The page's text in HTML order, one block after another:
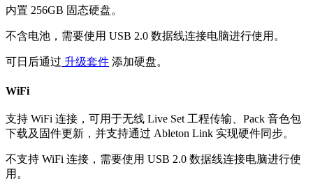
内置 256GB 固态硬盘。
不含电池，需要使用 USB 2.0 数据线连接电脑进行使用。
可日后通过 升级套件 添加硬盘。
WiFi
支持 WiFi 连接，可用于无线 Live Set 工程传输、Pack 音色包
下载及固件更新，并支持通过 Ableton Link 实现硬件同步。
不支持 WiFi 连接，需要使用 USB 2.0 数据线连接电脑进行使
用。